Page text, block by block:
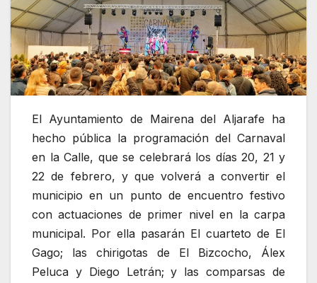
El Ayuntamiento de Mairena del Aljarafe ha
hecho pública la programación del Carnaval
en la Calle, que se celebrará los días 20, 21 y
22 de febrero, y que volverá a convertir el
municipio en un punto de encuentro festivo
con actuaciones de primer nivel en la carpa
municipal. Por ella pasarán El cuarteto de El
Gago; las chirigotas de El Bizcocho, Álex
Peluca y Diego Letrán; y las comparsas de